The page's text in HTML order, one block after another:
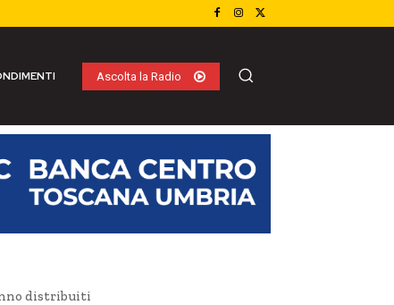
Ascolta la Radio
distribuiti